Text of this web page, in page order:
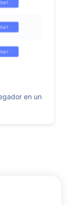
en un